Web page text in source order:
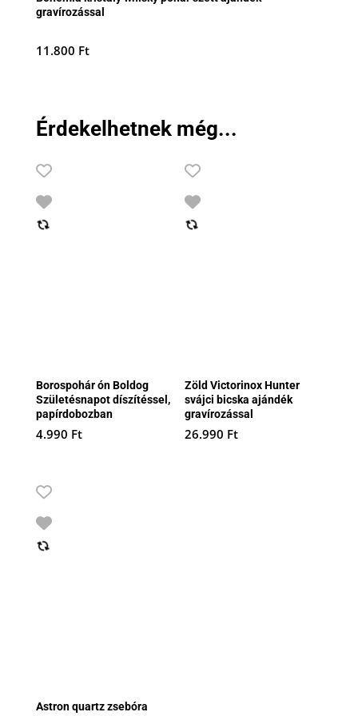
gravírozással
11.800 Ft
Érdekelhetnek még...
Borospohár ón Boldog
Születésnapot díszítéssel,
papírdobozban
4.990 Ft
Zöld Victorinox Hunter
svájci bicska ajándék
gravírozással
26.990 Ft
Astron quartz zsebóra